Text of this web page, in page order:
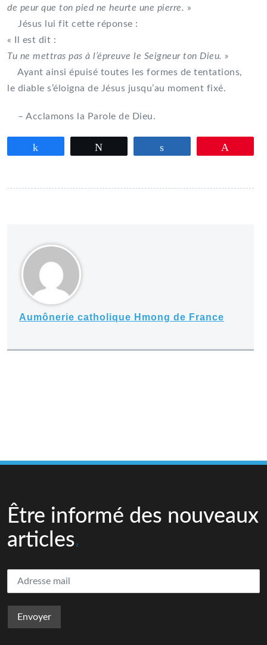
de peur que ton pied ne heurte une pierre. »
Jésus lui fit cette réponse :
« Il est dit :
Tu ne mettras pas à l’épreuve le Seigneur ton Dieu. »
Ayant ainsi épuisé toutes les formes de tentations,
le diable s’éloigna de Jésus jusqu’au moment fixé.
– Acclamons la Parole de Dieu.
Aumônerie catholique Hmong de France
Être informé des nouveaux
articles